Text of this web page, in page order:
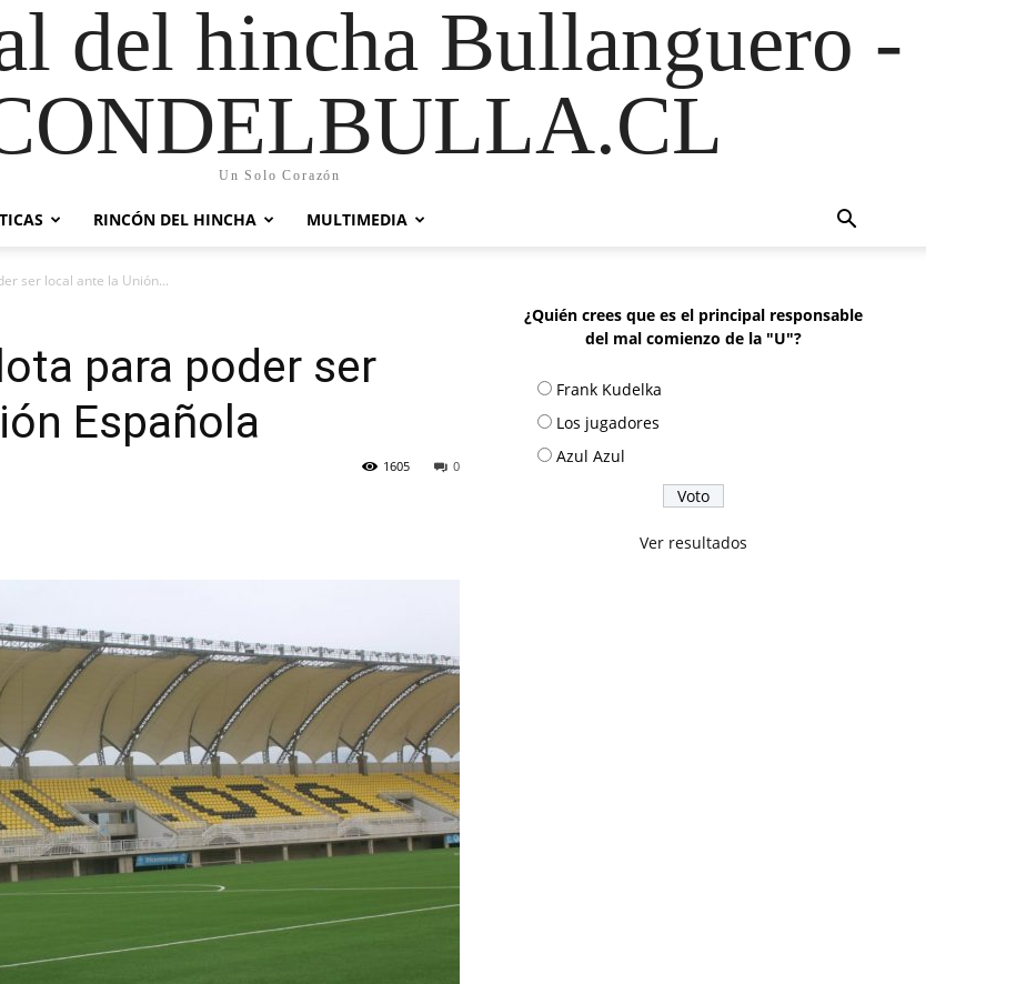
del hincha Bullanguero -
Un Solo Corazón
RINCÓN DEL HINCHA MULTIMEDIA
ser local ante la Unión...
para poder ser
Española
0
1605
¿Quién crees que es el principal responsable
del mal comienzo de la "U"?
Frank Kudelka
Los jugadores
Azul Azul
Ver resultados